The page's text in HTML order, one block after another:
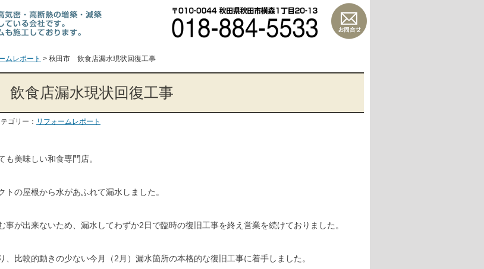
ムレポート > 秋田市 飲食店漏水現状回復工事
食店漏水現状回復工事
ゴリー： リフォームレポート
も美味しい和食専門店。
トの屋根から水があふれて漏水しました。
事が出来ないため、漏水してわずか2日で臨時の復旧工事を終え営業を続けておりました。
、比較的動きの少ない今月（2月）漏水箇所の本格的な復旧工事に着手しました。